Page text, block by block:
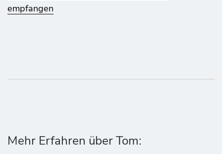
empfangen
Mehr Erfahren über Tom: